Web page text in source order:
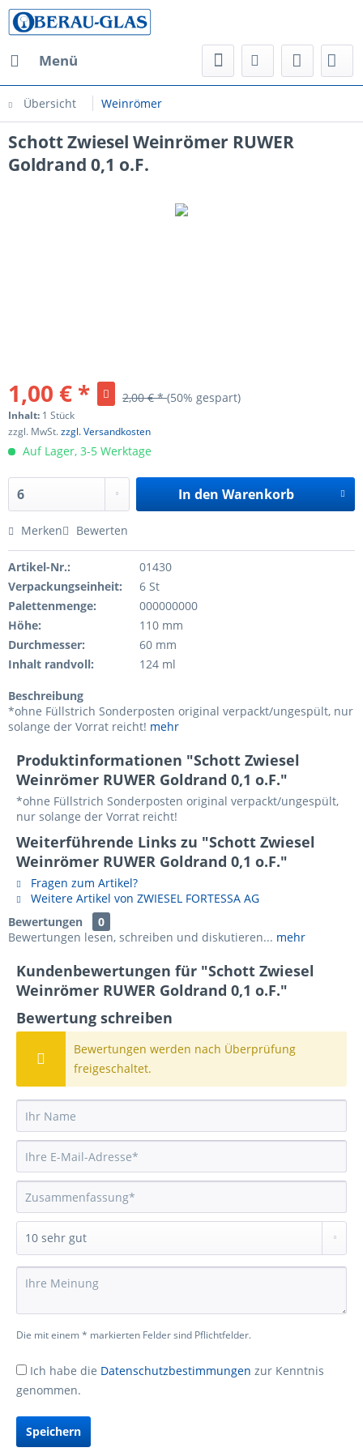
Menü
Übersicht Weinrömer
Schott Zwiesel Weinrömer RUWER
Goldrand 0,1 o.F.
1,00 € * 2,00 € *(50% gespart)
Inhalt: 1 Stück
zzgl. MwSt.zzgl. Versandkosten
Auf Lager, 3-5 Werktage
In den Warenkorb
Merken Bewerten
Artikel-Nr.:
01430
Verpackungseinheit:
6 St
Palettenmenge:
000000000
Höhe:
110 mm
Durchmesser:
60 mm
Inhalt randvoll:
124 ml
Beschreibung
*ohne Füllstrich Sonderposten original verpackt/ungespült, nur
solange der Vorrat reicht! mehr
Produktinformationen "Schott Zwiesel
Weinrömer RUWER Goldrand 0,1 o.F."
*ohne Füllstrich Sonderposten original verpackt/ungespült,
nur solange der Vorrat reicht!
Weiterführende Links zu "Schott Zwiesel
Weinrömer RUWER Goldrand 0,1 o.F."
Fragen zum Artikel?
Weitere Artikel von ZWIESEL FORTESSA AG
Bewertungen
0
Bewertungen lesen, schreiben und diskutieren... mehr
Kundenbewertungen für "Schott Zwiesel
Weinrömer RUWER Goldrand 0,1 o.F."
Bewertung schreiben
Bewertungen werden nach Überprüfung
freigeschaltet.
Die mit einem * markierten Felder sind Pflichtfelder.
Ich habe die Datenschutzbestimmungen zur Kenntnis
genommen.
Speichern